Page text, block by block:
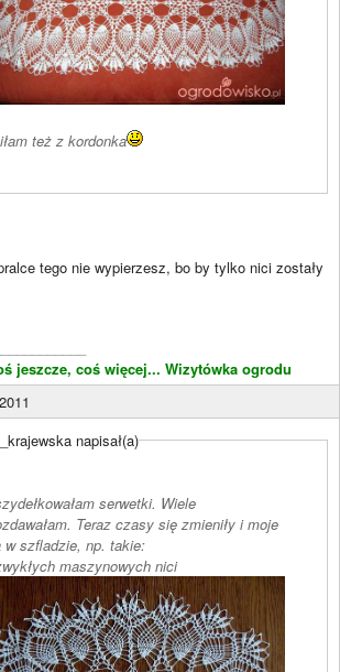
też z kordonka
tego nie wypierzesz, bo by tylko nici zostały
jeszcze, coś więcej... Wizytówka ogrodu
napisał(a)
serwetki. Wiele
Teraz czasy się zmieniły i moje
w szfladzie, np. takie:
maszynowych nici